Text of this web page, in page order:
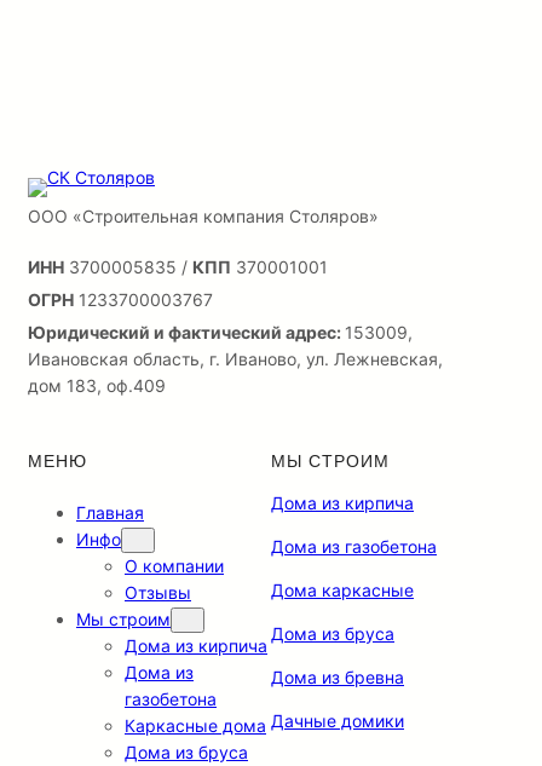
ООО «Строительная компания Столяров»
ИНН 3700005835 / КПП 370001001
ОГРН 1233700003767
Юридический и фактический адрес: 153009,
Ивановская область, г. Иваново, ул. Лежневская,
дом 183, оф.409
МЕНЮ
Главная
Инфо
О компании
Отзывы
Мы строим
Дома из кирпича
Дома из
газобетона
Каркасные дома
Дома из бруса
МЫ СТРОИМ
Дома из кирпича
Дома из газобетона
Дома каркасные
Дома из бруса
Дома из бревна
Дачные домики